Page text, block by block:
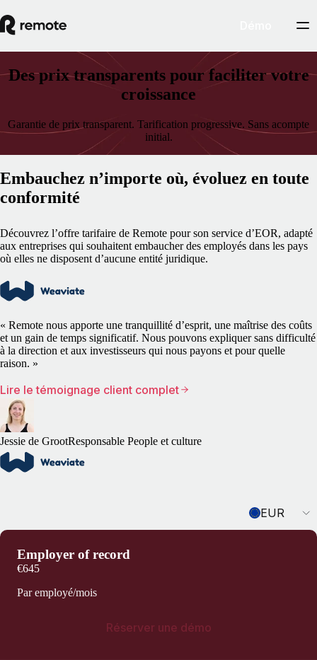
Des prix transparents pour faciliter votre
croissance
Garantie de prix transparent. Tarification progressive. Sans acompte
initial.
Embauchez n’importe où, évoluez en toute
conformité
Découvrez l’offre tarifaire de Remote pour son service d’EOR, adapté
aux entreprises qui souhaitent embaucher des employés dans les pays
où elles ne disposent d’aucune entité juridique.
« Remote nous apporte une tranquillité d’esprit, une maîtrise des coûts
et un gain de temps significatif. Nous pouvons expliquer sans difficulté
à la direction et aux investisseurs qui nous payons et pour quelle
raison. »
Lire le témoignage client complet
Jessie de GrootResponsable People et culture
EUR
Employer of record
€645
Par employé/mois
Réserver une démo